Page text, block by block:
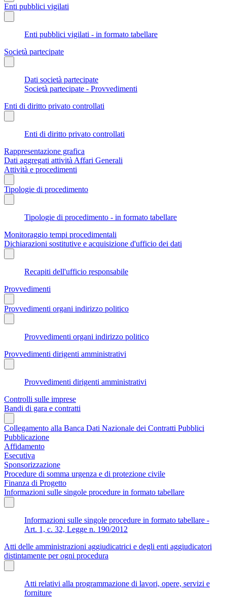
Enti pubblici vigilati
Enti pubblici vigilati - in formato tabellare
Società partecipate
Dati società partecipate
Società partecipate - Provvedimenti
Enti di diritto privato controllati
Enti di diritto privato controllati
Rappresentazione grafica
Dati aggregati attività Affari Generali
Attività e procedimenti
Tipologie di procedimento
Tipologie di procedimento - in formato tabellare
Monitoraggio tempi procedimentali
Dichiarazioni sostitutive e acquisizione d'ufficio dei dati
Recapiti dell'ufficio responsabile
Provvedimenti
Provvedimenti organi indirizzo politico
Provvedimenti organi indirizzo politico
Provvedimenti dirigenti amministrativi
Provvedimenti dirigenti amministrativi
Controlli sulle imprese
Bandi di gara e contratti
Collegamento alla Banca Dati Nazionale dei Contratti Pubblici
Pubblicazione
Affidamento
Esecutiva
Sponsorizzazione
Procedure di somma urgenza e di protezione civile
Finanza di Progetto
Informazioni sulle singole procedure in formato tabellare
Informazioni sulle singole procedure in formato tabellare -
Art. 1, c. 32, Legge n. 190/2012
Atti delle amministrazioni aggiudicatrici e degli enti aggiudicatori
distintamente per ogni procedura
Atti relativi alla programmazione di lavori, opere, servizi e
forniture